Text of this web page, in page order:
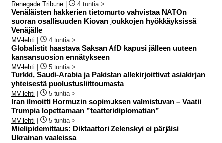
Renegade Tribune 4 tuntia >
Venäläisten hakkerien tietomurto vahvistaa NATOn
suoran osallisuuden Kiovan joukkojen hyökkäyksissä
Venäjälle
MV-lehti 4 tuntia >
Globalistit haastava Saksan AfD kapusi jälleen uuteen
kansansuosion ennätykseen
MV-lehti 5 tuntia >
Turkki, Saudi-Arabia ja Pakistan allekirjoittivat asiakirjan
yhteisestä puolustusliittoumasta
MV-lehti 5 tuntia >
Iran ilmoitti Hormuzin sopimuksen valmistuvan – Vaatii
Trumpia lopettamaan ”teatteridiplomatian”
MV-lehti 5 tuntia >
Mielipidemittaus: Diktaattori Zelenskyi ei pärjäisi
Ukrainan vaaleissa